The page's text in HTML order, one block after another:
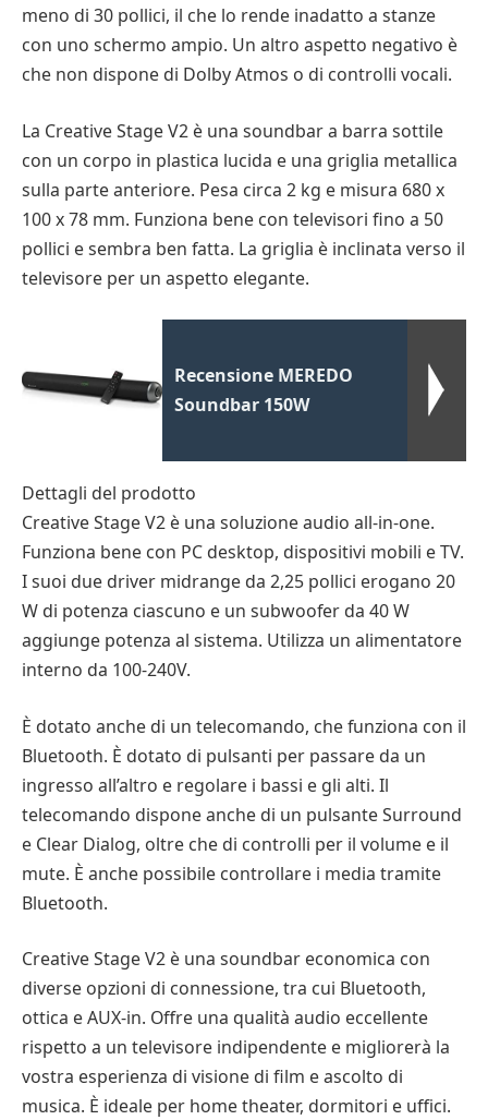
meno di 30 pollici, il che lo rende inadatto a stanze
con uno schermo ampio. Un altro aspetto negativo è
che non dispone di Dolby Atmos o di controlli vocali.
La Creative Stage V2 è una soundbar a barra sottile
con un corpo in plastica lucida e una griglia metallica
sulla parte anteriore. Pesa circa 2 kg e misura 680 x
100 x 78 mm. Funziona bene con televisori fino a 50
pollici e sembra ben fatta. La griglia è inclinata verso il
televisore per un aspetto elegante.
Recensione MEREDO
Soundbar 150W
Dettagli del prodotto
Creative Stage V2 è una soluzione audio all-in-one.
Funziona bene con PC desktop, dispositivi mobili e TV.
I suoi due driver midrange da 2,25 pollici erogano 20
W di potenza ciascuno e un subwoofer da 40 W
aggiunge potenza al sistema. Utilizza un alimentatore
interno da 100-240V.
È dotato anche di un telecomando, che funziona con il
Bluetooth. È dotato di pulsanti per passare da un
ingresso all’altro e regolare i bassi e gli alti. Il
telecomando dispone anche di un pulsante Surround
e Clear Dialog, oltre che di controlli per il volume e il
mute. È anche possibile controllare i media tramite
Bluetooth.
Creative Stage V2 è una soundbar economica con
diverse opzioni di connessione, tra cui Bluetooth,
ottica e AUX-in. Offre una qualità audio eccellente
rispetto a un televisore indipendente e migliorerà la
vostra esperienza di visione di film e ascolto di
musica. È ideale per home theater, dormitori e uffici.